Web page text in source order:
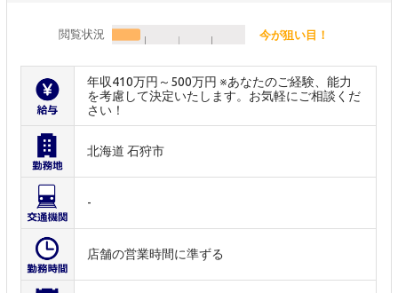
閲覧状況 今が狙い目！
年収410万円～500万円 ※あなたのご経験、能力
を考慮して決定いたします。お気軽にご相談くだ
さい！
北海道 石狩市
-
店舗の営業時間に準ずる